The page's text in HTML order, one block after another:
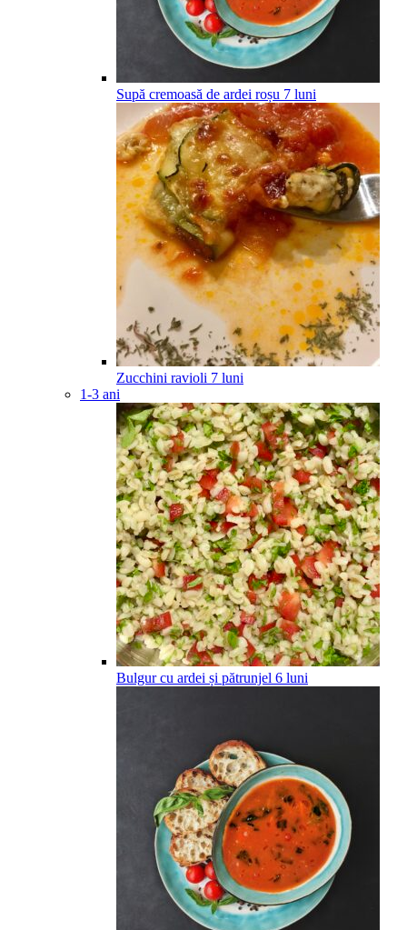
Supă cremoasă de ardei roșu 7 luni
Zucchini ravioli 7 luni
1-3 ani
Bulgur cu ardei și pătrunjel 6 luni